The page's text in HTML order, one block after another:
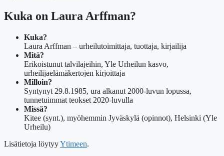
Kuka on Laura Arffman?
Kuka?
Laura Arffman – urheilutoimittaja, tuottaja, kirjailija
Mitä?
Erikoistunut talvilajeihin, Yle Urheilun kasvo,
urheilijaelämäkertojen kirjoittaja
Milloin?
Syntynyt 29.8.1985, ura alkanut 2000-luvun lopussa,
tunnetuimmat teokset 2020-luvulla
Missä?
Kitee (synt.), myöhemmin Jyväskylä (opinnot), Helsinki (Yle
Urheilu)
Lisätietoja löytyyYtimeen.